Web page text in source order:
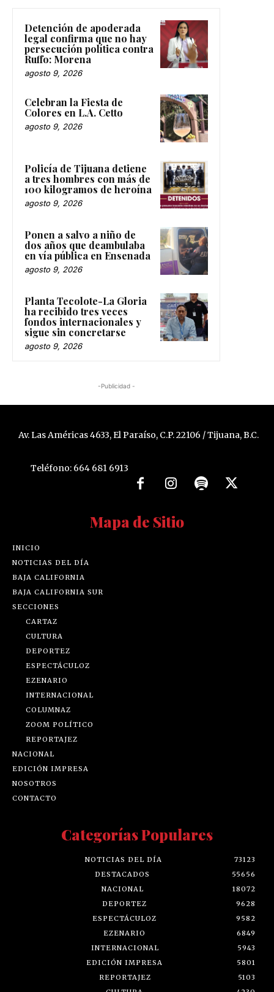
Detención de apoderada
legal confirma que no hay
persecución política contra
Ruffo: Morena
agosto 9, 2026
Celebran la Fiesta de
Colores en L.A. Cetto
agosto 9, 2026
Policía de Tijuana detiene
a tres hombres con más de
100 kilogramos de heroína
agosto 9, 2026
Ponen a salvo a niño de
dos años que deambulaba
en vía pública en Ensenada
agosto 9, 2026
Planta Tecolote-La Gloria
ha recibido tres veces
fondos internacionales y
sigue sin concretarse
agosto 9, 2026
-Publicidad -
Av. Las Américas 4633, El Paraíso, C.P. 22106 / Tijuana, B.C.
Teléfono: 664 681 6913
Mapa de Sitio
INICIO
NOTICIAS DEL DÍA
BAJA CALIFORNIA
BAJA CALIFORNIA SUR
SECCIONES
CARTAZ
CULTURA
DEPORTEZ
ESPECTÁCULOZ
EZENARIO
INTERNACIONAL
COLUMNAZ
ZOOM POLÍTICO
REPORTAJEZ
NACIONAL
EDICIÓN IMPRESA
NOSOTROS
CONTACTO
Categorías Populares
NOTICIAS DEL DÍA
73123
DESTACADOS
55656
NACIONAL
18072
DEPORTEZ
9628
ESPECTÁCULOZ
9582
EZENARIO
6849
INTERNACIONAL
5943
EDICIÓN IMPRESA
5801
REPORTAJEZ
5103